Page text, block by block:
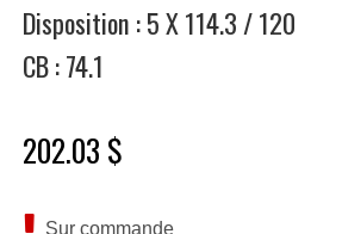
Disposition : 5 X 114.3 / 120
CB : 74.1
202.03 $
Sur commande